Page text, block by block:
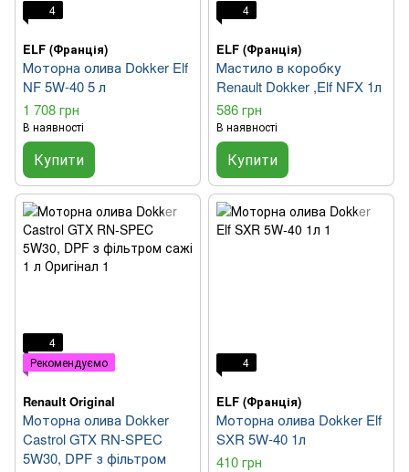
4
ELF (Франція)
Моторна олива Dokker Elf
NF 5W-40 5 л
1 708 грн
В наявності
Купити
4
ELF (Франція)
Мастило в коробку
Renault Dokker ,Elf NFX 1л
586 грн
В наявності
Купити
4
Рекомендуємо
Renault Original
Моторна олива Dokker
Castrol GTX RN-SPEC
5W30, DPF з фільтром
4
ELF (Франція)
Моторна олива Dokker Elf
SXR 5W-40 1л
410 грн